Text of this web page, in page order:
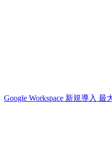
Google Workspace 新規導入 最